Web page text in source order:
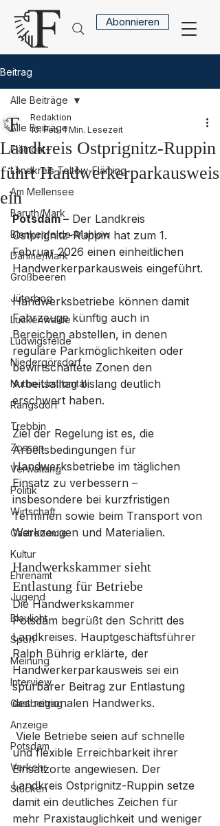
Abonnieren
Beitrag
Alle Beiträge
Flämont+
Landkreis Teltow-Fläming
Am Mellensee
Baruth/Mark
Blankenfelde-Mahlow
Dahme/Mark
Großbeeren
Jüterbog
Luckenwalde
Ludwigsfelde
Niedergörsdorf
Nuthe-Urstromtal
Rangsdorf
Trebbin
Zossen
Verwaltung
Politik
Wirtschaft
Gastronomie
Kultur
Ehrenamt
Jugend
Blaulicht
Sport
Meinung
Interview
Gastbeitrag
Anzeige
Potsdam
Verkehr
Stücken
Alle Beiträge
Landkreis Ostprignitz-Ruppin
führt Handwerkerparkausweis
ein
Redaktion
10. Feb. 1 Min. Lesezeit
Potsdam – Der Landkreis
Ostprignitz-Ruppin hat zum 1.
Februar 2026 einen einheitlichen
Handwerkerparkausweis eingeführt.
Handwerksbetriebe können damit
Fahrzeuge künftig auch in
Bereichen abstellen, in denen
reguläre Parkmöglichkeiten oder
bewirtschaftete Zonen den
Arbeitsalltag bislang deutlich
erschwert haben.
Ziel der Regelung ist es, die
Arbeitsbedingungen für
Handwerksbetriebe im täglichen
Einsatz zu verbessern –
insbesondere bei kurzfristigen
Terminen sowie beim Transport von
Werkzeugen und Materialien.
Handwerkskammer sieht
Entlastung für Betriebe
Die Handwerkskammer
Potsdam begrüßt den Schritt des
Landkreises. Hauptgeschäftsführer
Ralph Bührig erklärte, der
Handwerkerparkausweis sei ein
spürbarer Beitrag zur Entlastung
des regionalen Handwerks.
und flexible Erreichbarkeit ihrer
Einsatzorte angewiesen. Der
Landkreis Ostprignitz-Ruppin setze
damit ein deutliches Zeichen für
mehr Praxistauglichkeit und weniger